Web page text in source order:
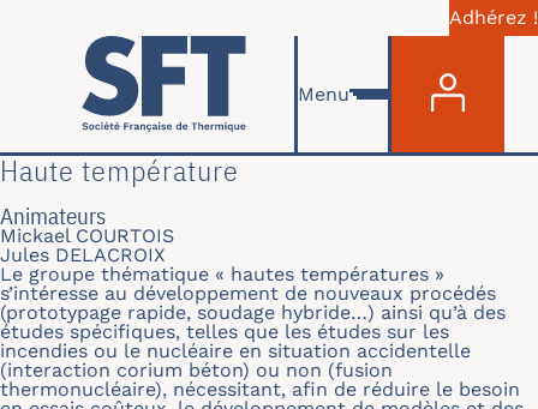
Aller au contenu principal
Adhérez !
Menu
Haute température
Animateurs
Mickael COURTOIS
Jules DELACROIX
Le groupe thématique « hautes températures »
s’intéresse au développement de nouveaux procédés
(prototypage rapide, soudage hybride…) ainsi qu’à des
études spécifiques, telles que les études sur les
incendies ou le nucléaire en situation accidentelle
(interaction corium béton) ou non (fusion
thermonucléaire), nécessitant, afin de réduire le besoin